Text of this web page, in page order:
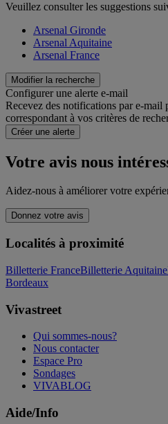
Veuillez consulter les suggestions
Arsenal Gironde
Arsenal Aquitaine
Arsenal France
Modifier la recherche
Configurer une alerte e-mail
Recevez des notifications par e-mail
correspondant à vos critères de
Créer une alerte
Votre avis nous
Aidez-nous à améliorer votre
Donnez votre avis
Localités à proximité
Billetterie FranceBilletterie Aquitaine
Bordeaux
Vivastreet
Qui sommes-nous?
Nous contacter
Espace Pro
Sondages
VIVABLOG
Aide/Info